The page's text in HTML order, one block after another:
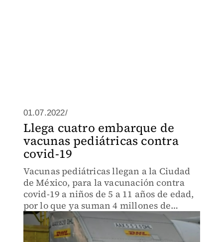
01.07.2022/
Llega cuatro embarque de
vacunas pediátricas contra
covid-19
Vacunas pediátricas llegan a la Ciudad
de México, para la vacunación contra
covid-19 a niños de 5 a 11 años de edad,
por lo que ya suman 4 millones de
biológicos contra covid-19